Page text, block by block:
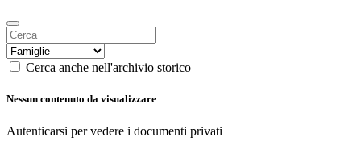
Cerca anche nell'archivio storico
Nessun contenuto da visualizzare
Autenticarsi per vedere i documenti privati